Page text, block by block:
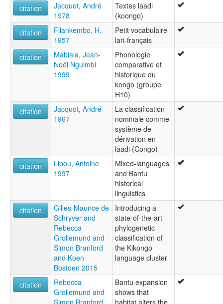
citation
Jacquot, André
1978
Textes laadi
(koongo)
citation
Filankembo, H.
1957
Petit vocabulaire
lari-français
citation
Mabiala, Jean-
Noël Nguimbi
1999
Phonologie
comparative et
historique du
kongo (groupe
H10)
citation
Jacquot, André
1967
La classification
nominale comme
système de
dérivation en
laadi (Congo)
citation
Lipou, Antoine
1997
Mixed-languages
and Bantu
historical
linguistics
citation
Gilles-Maurice de
Schryver and
Rebecca
Grollemund and
Simon Branford
and Koen
Bostoen 2015
Introducing a
state-of-the-art
phylogenetic
classification of
the Kikongo
language cluster
citation
Rebecca
Grollemund and
Bantu expansion
shows that